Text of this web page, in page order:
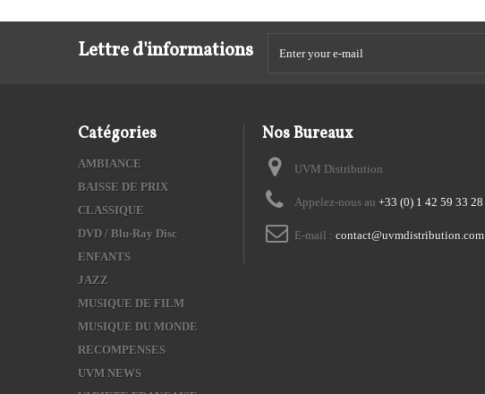
Lettre d'informations
Catégories
AMBIANCE
BAISSE DE PRIX
CLASSIQUE
DVD / Blu-Ray Disc
ENFANTS
JAZZ
MUSIQUE DE FILM
MUSIQUE DU MONDE
RECOMPENSES
UVM NEWS
Nos Bureaux
UVM Distribution
Appelez-nous au +33 (0) 1 42 59 33 28
E-mail : contact@uvmdistribution.com